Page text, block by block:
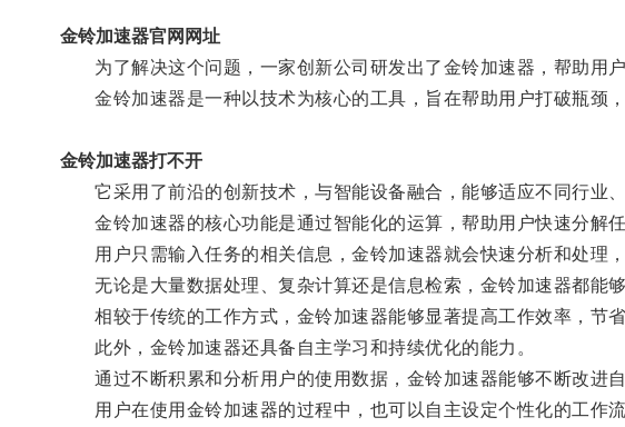
金铃加速器官网网址
为了解决这个问题，一家创新公司研发出了金铃加速器，帮助用户
金铃加速器是一种以技术为核心的工具，旨在帮助用户打破瓶颈，
金铃加速器打不开
它采用了前沿的创新技术，与智能设备融合，能够适应不同行业、
金铃加速器的核心功能是通过智能化的运算，帮助用户快速分解任
用户只需输入任务的相关信息，金铃加速器就会快速分析和处理，
无论是大量数据处理、复杂计算还是信息检索，金铃加速器都能够
相较于传统的工作方式，金铃加速器能够显著提高工作效率，节省
此外，金铃加速器还具备自主学习和持续优化的能力。
通过不断积累和分析用户的使用数据，金铃加速器能够不断改进自
用户在使用金铃加速器的过程中，也可以自主设定个性化的工作流